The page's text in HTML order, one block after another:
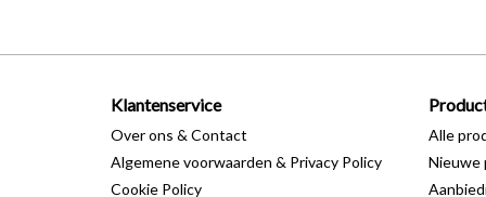
Klantenservice
Over ons & Contact
Algemene voorwaarden & Privacy Policy
Cookie Policy
Alle
Nieuwe